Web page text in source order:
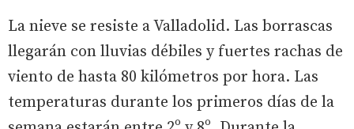
La nieve se resiste a Valladolid. Las borrascas
llegarán con lluvias débiles y fuertes rachas de
viento de hasta 80 kilómetros por hora. Las
temperaturas durante los primeros días de la